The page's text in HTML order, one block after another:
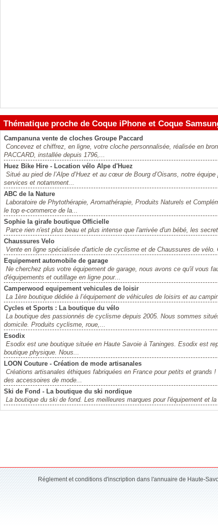
Thématique proche de Coque iPhone et Coque
Campanuna vente de cloches Groupe Paccard
Concevez et chiffrez, en ligne, votre cloche personnalisée, réalisée en
PACCARD, installée depuis 1796,...
Huez Bike Hire - Location vélo Alpe d'Huez
Situé au pied de l’Alpe d’Huez et au cœur de Bourg d’Oisans, notre
services et notamment...
ABC de la Nature
Laboratoire de Phytothérapie, Aromathérapie, Produits Naturels et
le top e-commerce de la...
Sophie la girafe boutique Officielle
Parce rien n'est plus beau et plus intense que l'arrivée d'un bébé, les
Chaussures Velo
Vente en ligne spécialisée d'article de cyclisme et de Chaussures de
Equipement automobile de garage
Ne cherchez plus votre équipement de garage, nous avons ce qu'il vous
d'équipements et outillage en ligne pour...
Camperwood equipement vehicules de loisir
La 1ère boutique dédiée à l’équipement de véhicules de loisirs et au
Cycles et Sports : La boutique du vélo
La boutique des passionnés de cyclisme depuis 2005. Nous sommes
domicile. Produits cyclisme, roue,...
Esodix
Esodix est une boutique située en Haute Savoie à Taninges. Esodix est
boutique physique. Nous...
LOON Couture - Création de mode artisanales
Créations artisanales éthiques fabriquées en France pour petits et
des accessoires de mode...
Ski de Fond - La boutique du ski nordique
La boutique du ski de fond. Les meilleures marques pour l'équipement et
Réglement et conditions d'inscription dans l'annuaire de Haute-